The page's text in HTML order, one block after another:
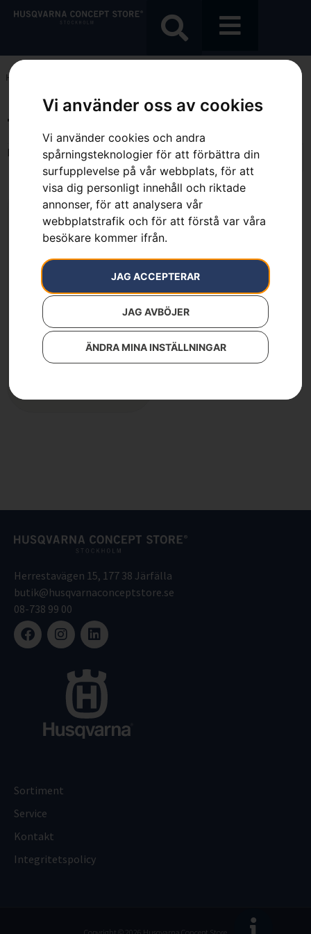
Vi använder oss av cookies
Vi använder cookies och andra
spårningsteknologier för att förbättra din
surfupplevelse på vår webbplats, för att
visa dig personligt innehåll och riktade
annonser, för att analysera vår
webbplatstrafik och för att förstå var våra
besökare kommer ifrån.
JAG ACCEPTERAR
JAG AVBÖJER
ÄNDRA MINA INSTÄLLNINGAR
Hem
7392930125339
Endast ett sökresultat
Svärd .404″, X-Tough, 42″
Herrestavägen 15, 177 38 Järfälla
butik@husqvarnaconceptstore.se
08-738 99 00
Sortiment
Service
Kontakt
Integritetspolicy